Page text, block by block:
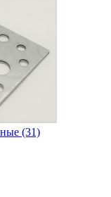
(31)